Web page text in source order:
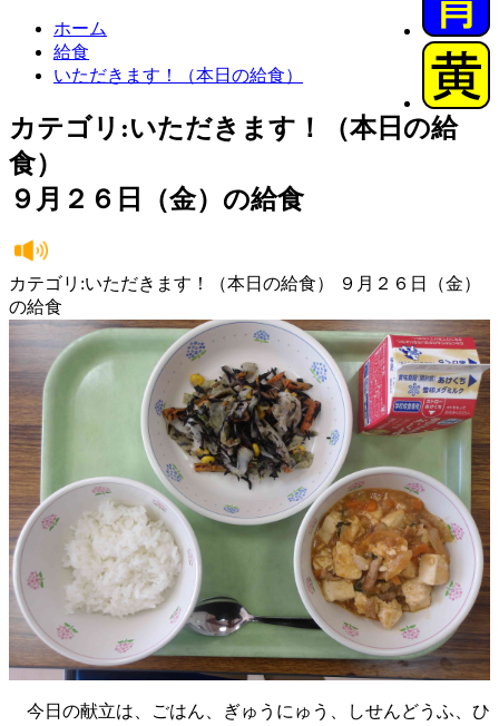
ホーム
給食
いただきます！（本日の給食）
カテゴリ:いただきます！（本日の給
食）
９月２６日（金）の給食
カテゴリ:いただきます！（本日の給食） ９月２６日（金）
の給食
今日の献立は、ごはん、ぎゅうにゅう、しせんどうふ、ひ